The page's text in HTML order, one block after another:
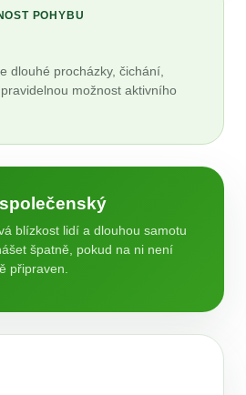
POHYBU
dlouhé procházky, čichání,
možnost aktivního
blízkost lidí a dlouhou samotu
špatně, pokud na ni není
připraven.